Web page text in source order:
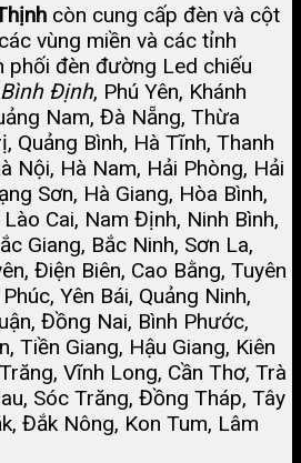
còn cung cấp đèn và cột
vùng miền và các tỉnh
phối đèn đường Led chiếu
Bình Định, Phú Yên, Khánh
Nam, Đà Nẵng, Thừa
Quảng Bình, Hà Tĩnh, Thanh
Nội, Hà Nam, Hải Phòng, Hải
Sơn, Hà Giang, Hòa Bình,
Cai, Nam Định, Ninh Bình,
Giang, Bắc Ninh, Sơn La,
Điện Biên, Cao Bằng, Tuyên
Yên Bái, Quảng Ninh,
Đồng Nai, Bình Phước,
Tiền Giang, Hậu Giang, Kiên
Vĩnh Long, Cần Thơ, Trà
Sóc Trăng, Đồng Tháp, Tây
Đắk Nông, Kon Tum, Lâm